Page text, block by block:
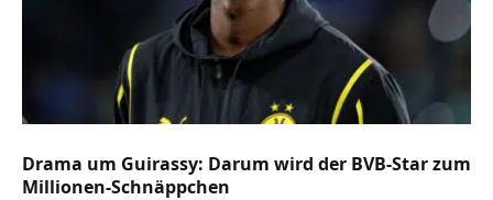
Drama um Guirassy: Darum wird der BVB-Star zum
Millionen-Schnäppchen